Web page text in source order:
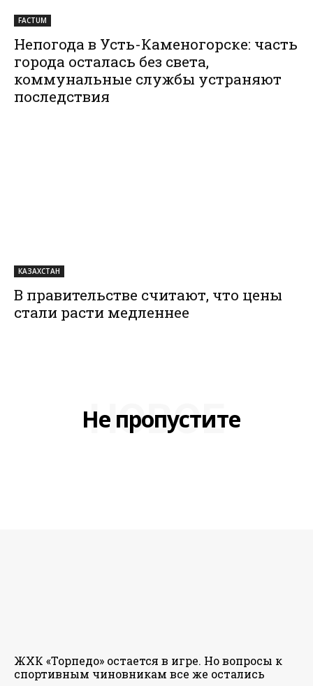
FACTUM
Непогода в Усть-Каменогорске: часть
города осталась без света,
коммунальные службы устраняют
последствия
КАЗАХСТАН
В правительстве считают, что цены
стали расти медленнее
Не пропустите
НОВОЕ
ЖХК «Торпедо» остается в игре. Но вопросы к
спортивным чиновникам все же остались